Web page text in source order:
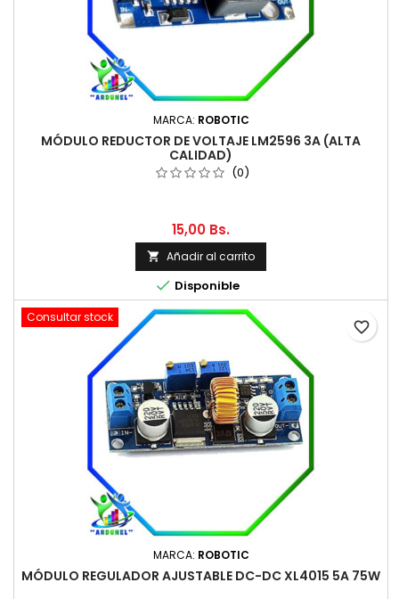
MARCA: ROBOTIC
MÓDULO REDUCTOR DE VOLTAJE LM2596 3A (ALTA
CALIDAD)
(0)
15,00 Bs.
 Añadir al carrito
 Disponible
Consultar stock
MARCA: ROBOTIC
MÓDULO REGULADOR AJUSTABLE DC-DC XL4015 5A 75W
favorite_border